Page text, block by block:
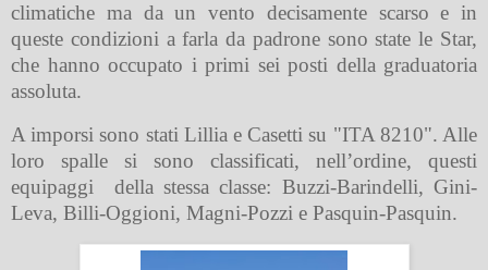
climatiche ma da un vento decisamente scarso e in
queste condizioni a farla da padrone sono state le Star,
che hanno occupato i primi sei posti della graduatoria
assoluta.
A imporsi sono stati Lillia e Casetti su "ITA 8210". Alle
loro spalle si sono classificati, nell’ordine, questi
equipaggi
della stessa classe: Buzzi-Barindelli, Gini-
Leva, Billi-Oggioni, Magni-Pozzi e Pasquin-Pasquin.